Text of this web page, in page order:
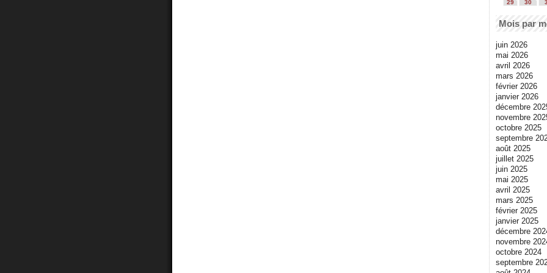
29
30
Mois par
juin 2026
mai 2026
avril 2026
mars 2026
février 2026
janvier 2026
décembre
novembre
octobre 2025
septembre
août 2025
juillet 2025
juin 2025
mai 2025
avril 2025
mars 2025
février 2025
janvier 2025
décembre
novembre
octobre 2024
septembre